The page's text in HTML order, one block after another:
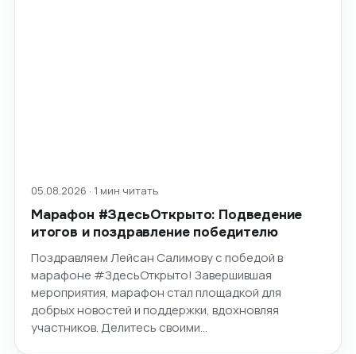
05.08.2026 · 1 мин читать
Марафон #ЗдесьОткрыто: Подведение
итогов и поздравление победителю
Поздравляем Лейсан Салимову с победой в
марафоне #ЗдесьОткрыто! Завершившая
мероприятия, марафон стал площадкой для
добрых новостей и поддержки, вдохновляя
участников. Делитесь своими…